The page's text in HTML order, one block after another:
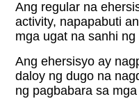
Ang regular na
activity, napapabuti
mga ugat na sanhi
Ang ehersisyo ay
daloy ng dugo na
ng pagbabara sa